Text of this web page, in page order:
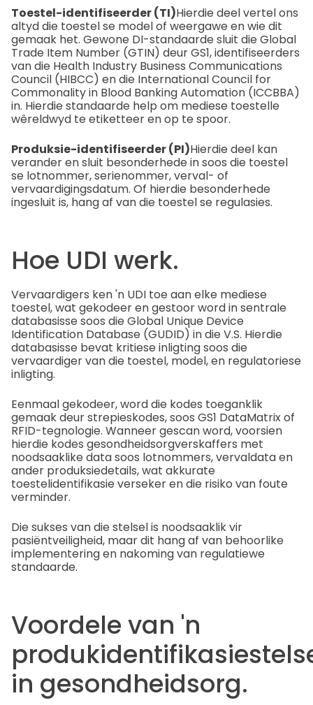
Toestel-identifiseerder (TI)Hierdie deel vertel ons
altyd die toestel se model of weergawe en wie dit
gemaak het. Gewone DI-standaarde sluit die Global
Trade Item Number (GTIN) deur GS1, identifiseerders
van die Health Industry Business Communications
Council (HIBCC) en die International Council for
Commonality in Blood Banking Automation (ICCBBA)
in. Hierdie standaarde help om mediese toestelle
wêreldwyd te etiketteer en op te spoor.
Produksie-identifiseerder (PI)Hierdie deel kan
verander en sluit besonderhede in soos die toestel
se lotnommer, serienommer, verval- of
vervaardigingsdatum. Of hierdie besonderhede
ingesluit is, hang af van die toestel se regulasies.
Hoe UDI werk.
Vervaardigers ken 'n UDI toe aan elke mediese
toestel, wat gekodeer en gestoor word in sentrale
databasisse soos die Global Unique Device
Identification Database (GUDID) in die V.S. Hierdie
databasisse bevat kritiese inligting soos die
vervaardiger van die toestel, model, en regulatoriese
inligting.
Eenmaal gekodeer, word die kodes toeganklik
gemaak deur strepieskodes, soos GS1 DataMatrix of
RFID-tegnologie. Wanneer gescan word, voorsien
hierdie kodes gesondheidsorgverskaffers met
noodsaaklike data soos lotnommers, vervaldata en
ander produksiedetails, wat akkurate
toestelidentifikasie verseker en die risiko van foute
verminder.
Die sukses van die stelsel is noodsaaklik vir
pasiëntveiligheid, maar dit hang af van behoorlike
implementering en nakoming van regulatiewe
standaarde.
Voordele van 'n
in gesondheidsorg.